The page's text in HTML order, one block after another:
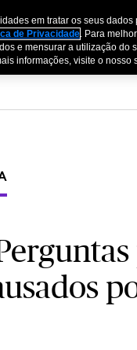
Pessoas e
em tratar os seus
de Privacidade. Para
e mensurar a utilização do
informações, visite o nosso